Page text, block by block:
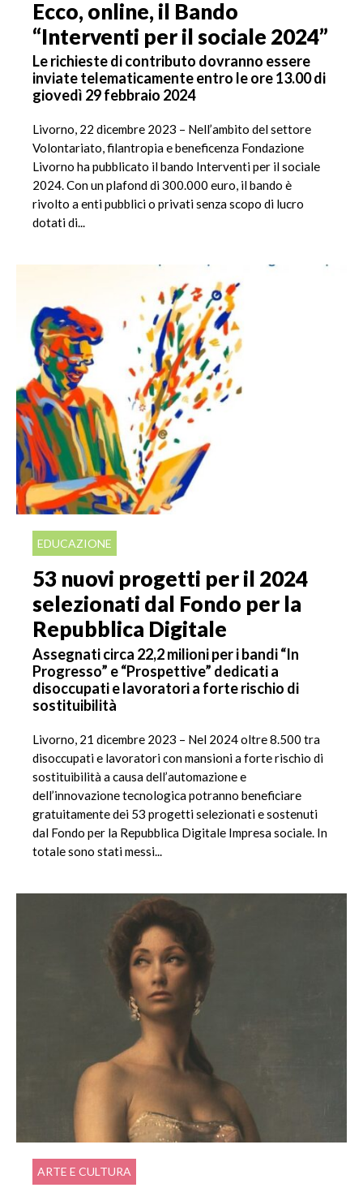
Ecco, online, il Bando
“Interventi per il sociale 2024”
Le richieste di contributo dovranno essere
inviate telematicamente entro le ore 13.00 di
giovedì 29 febbraio 2024
Livorno, 22 dicembre 2023 – Nell’ambito del settore
Volontariato, filantropia e beneficenza Fondazione
Livorno ha pubblicato il bando Interventi per il sociale
2024. Con un plafond di 300.000 euro, il bando è
rivolto a enti pubblici o privati senza scopo di lucro
dotati di...
EDUCAZIONE
53 nuovi progetti per il 2024
selezionati dal Fondo per la
Repubblica Digitale
Assegnati circa 22,2 milioni per i bandi “In
Progresso” e “Prospettive” dedicati a
disoccupati e lavoratori a forte rischio di
sostituibilità
Livorno, 21 dicembre 2023 – Nel 2024 oltre 8.500 tra
disoccupati e lavoratori con mansioni a forte rischio di
sostituibilità a causa dell’automazione e
dell’innovazione tecnologica potranno beneficiare
gratuitamente dei 53 progetti selezionati e sostenuti
dal Fondo per la Repubblica Digitale Impresa sociale. In
totale sono stati messi...
ARTE E CULTURA